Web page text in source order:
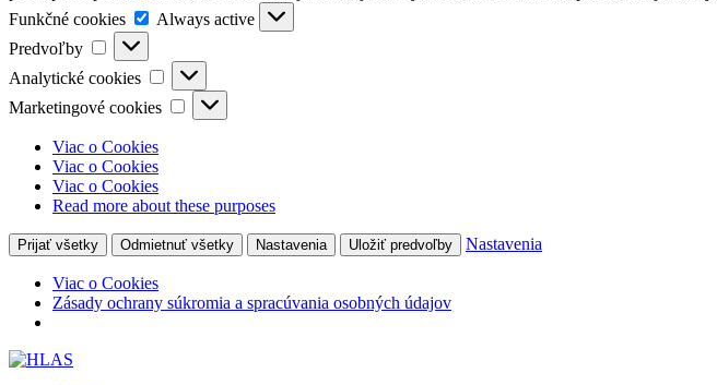
Funkčné cookies
Funkčné
cookies
Always active
Predvoľby
Predvoľby
Analytické cookies
Analytické
cookies
Marketingové cookies
Marketingové
cookies
Viac o Cookies
Viac o Cookies
Viac o Cookies
Read more about these purposes
Prijať všetky Odmietnuť všetky Nastavenia Uložiť predvoľby Nastavenia
Viac o Cookies
Zásady ochrany súkromia a spracúvania osobných údajov